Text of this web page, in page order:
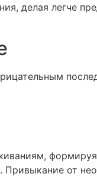
делая легче
от